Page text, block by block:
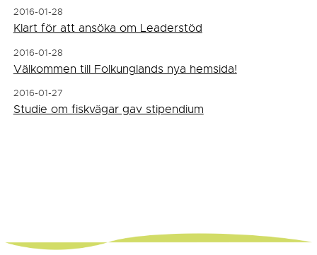
2016-01-28
Klart för att ansöka om Leaderstöd
2016-01-28
Välkommen till Folkunglands nya hemsida!
2016-01-27
Studie om fiskvägar gav stipendium